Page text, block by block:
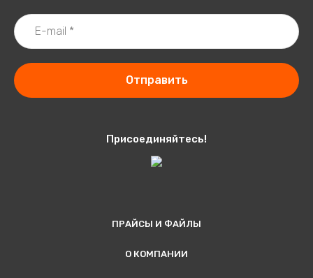
Присоединяйтесь!
Отправить
ПРАЙСЫ И ФАЙЛЫ
О КОМПАНИИ